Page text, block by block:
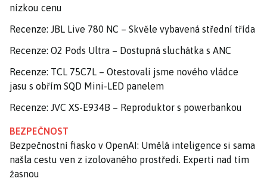
nízkou cenu
Recenze: JBL Live 780 NC – Skvěle vybavená střední třída
Recenze: O2 Pods Ultra – Dostupná sluchátka s ANC
Recenze: TCL 75C7L – Otestovali jsme nového vládce
jasu s obřím SQD Mini-LED panelem
Recenze: JVC XS-E934B – Reproduktor s powerbankou
BEZPEČNOST
Bezpečnostní fiasko v OpenAI: Umělá inteligence si sama
našla cestu ven z izolovaného prostředí. Experti nad tím
žasnou